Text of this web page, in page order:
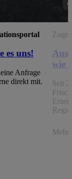
es uns!
Anfrage
direkt mit.
Aus
wie
Seit
Mehr